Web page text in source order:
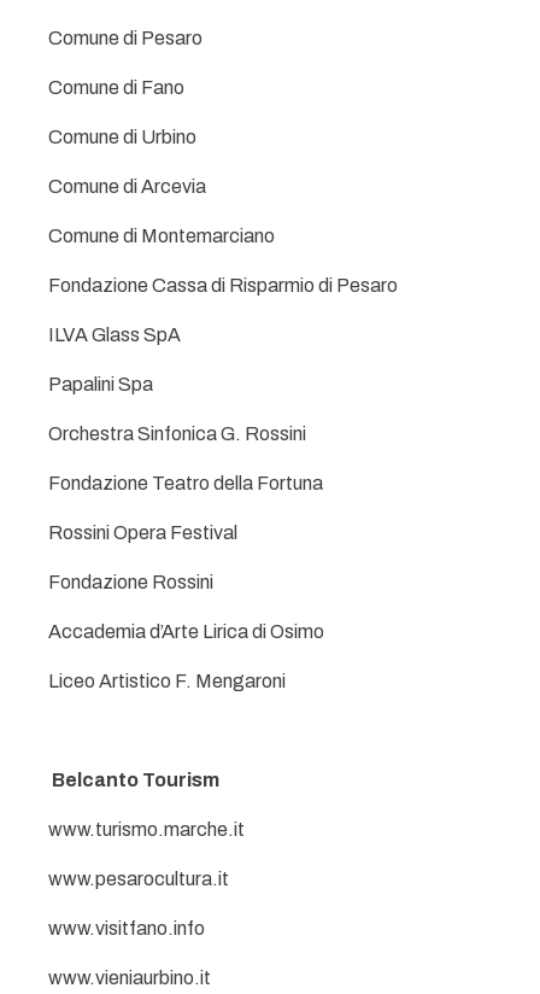
Comune di Pesaro
Comune di Fano
Comune di Urbino
Comune di Arcevia
Comune di Montemarciano
Fondazione Cassa di Risparmio di Pesaro
ILVA Glass SpA
Papalini Spa
Orchestra Sinfonica G. Rossini
Fondazione Teatro della Fortuna
Rossini Opera Festival
Fondazione Rossini
Accademia d’Arte Lirica di Osimo
Liceo Artistico F. Mengaroni
Belcanto Tourism
www.turismo.marche.it
www.pesarocultura.it
www.visitfano.info
www.vieniaurbino.it